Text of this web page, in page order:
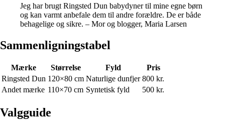
Jeg har brugt Ringsted Dun babydyner til mine egne børn
og kan varmt anbefale dem til andre forældre. De er både
behagelige og sikre. – Mor og blogger, Maria Larsen
Sammenligningstabel
Mærke Størrelse Fyld
Pris
Ringsted Dun 120×80 cm Naturlige dunfjer 800 kr.
Andet mærke 110×70 cm Syntetisk fyld 500 kr.
Valgguide